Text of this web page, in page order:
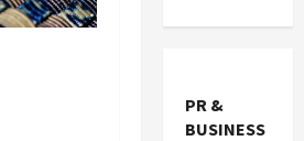
PR &
BUSINESS